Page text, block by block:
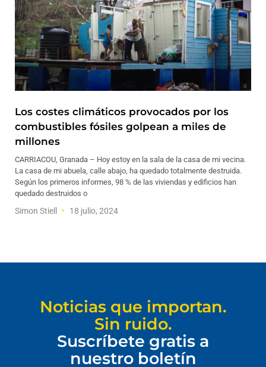
Los costes climáticos provocados por los
combustibles fósiles golpean a miles de
millones
CARRIACOU, Granada – Hoy estoy en la sala de la casa de mi vecina.
La casa de mi abuela, calle abajo, ha quedado totalmente destruida.
Según los primeros informes, 98 % de las viviendas y edificios han
quedado destruidos o
Simon Stiell 18 julio, 2024
Noticias que importan.
Sin ruido.
Suscríbete gratis a
nuestro boletín